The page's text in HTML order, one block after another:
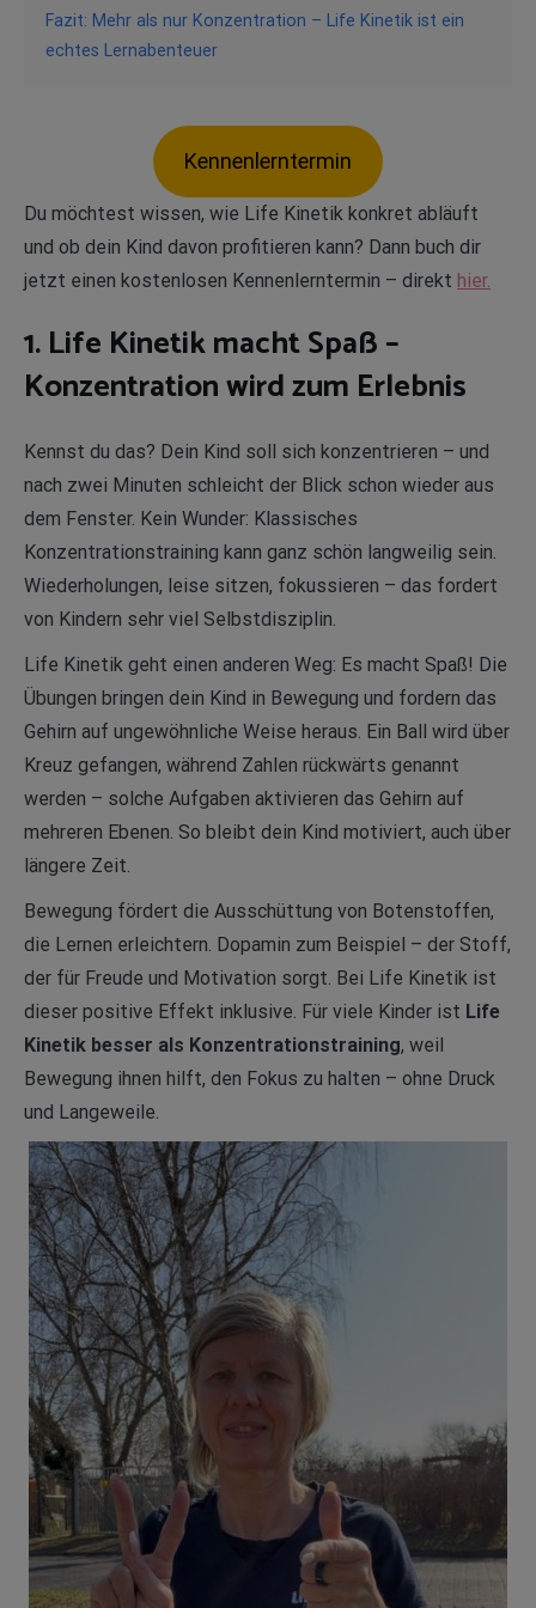
Fazit: Mehr als nur Konzentration – Life Kinetik ist ein
echtes Lernabenteuer
Kennenlerntermin
Du möchtest wissen, wie Life Kinetik konkret abläuft
und ob dein Kind davon profitieren kann? Dann buch dir
jetzt einen kostenlosen Kennenlerntermin – direkt hier.
1. Life Kinetik macht Spaß –
Konzentration wird zum Erlebnis
Kennst du das? Dein Kind soll sich konzentrieren – und
nach zwei Minuten schleicht der Blick schon wieder aus
dem Fenster. Kein Wunder: Klassisches
Konzentrationstraining kann ganz schön langweilig sein.
Wiederholungen, leise sitzen, fokussieren – das fordert
von Kindern sehr viel Selbstdisziplin.
Life Kinetik geht einen anderen Weg: Es macht Spaß! Die
Übungen bringen dein Kind in Bewegung und fordern das
Gehirn auf ungewöhnliche Weise heraus. Ein Ball wird über
Kreuz gefangen, während Zahlen rückwärts genannt
werden – solche Aufgaben aktivieren das Gehirn auf
mehreren Ebenen. So bleibt dein Kind motiviert, auch über
längere Zeit.
Bewegung fördert die Ausschüttung von Botenstoffen,
die Lernen erleichtern. Dopamin zum Beispiel – der Stoff,
der für Freude und Motivation sorgt. Bei Life Kinetik ist
dieser positive Effekt inklusive. Für viele Kinder ist Life
Kinetik besser als Konzentrationstraining, weil
Bewegung ihnen hilft, den Fokus zu halten – ohne Druck
und Langeweile.